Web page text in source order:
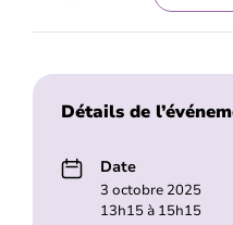
Détails de
Date
3 octobre 2025
13h15 à 15h15